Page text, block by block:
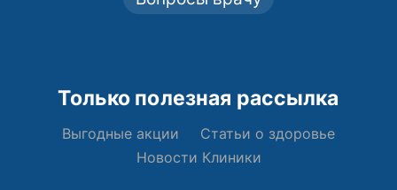
Только полезная рассылка
Выгодные акции
Статьи о здоровье
Новости Клиники